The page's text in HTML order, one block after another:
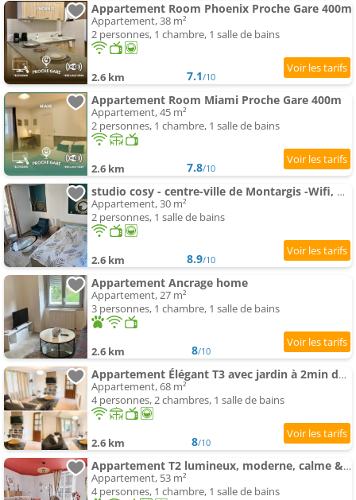
Appartement Room Phoenix Proche Gare 400m
Appartement, 38 m²
2 personnes, 1 chambre, 1 salle de bains
2.6 km 7.1/10
Appartement Room Miami Proche Gare 400m
Appartement, 45 m²
2 personnes, 1 chambre, 1 salle de bains
2.6 km 7.8/10
studio cosy - centre-ville de Montargis -Wifi, Netflix
Appartement, 30 m²
2 personnes, 1 salle de bains
2.6 km 8.9/10
Appartement Ancrage home
Appartement, 27 m²
3 personnes, 1 chambre, 1 salle de bains
2.6 km 8/10
Appartement Élégant T3 avec jardin à 2min de la gare et deux places de parking
Appartement, 68 m²
4 personnes, 2 chambres, 1 salle de bains
2.6 km 8/10
Appartement T2 lumineux, moderne, calme & central
Appartement, 53 m²
4 personnes, 1 chambre, 1 salle de bains